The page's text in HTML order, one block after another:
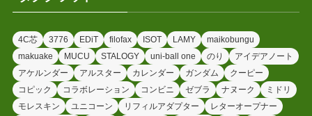
4C芯 3776 EDiT filofax ISOT LAMY
maikobungu
makuake
MUCU STALOGY uni-ball one のり
アイデアノート
アケルンダー
アルスター カレンダー ガンダム
クーピー
コピック
コラボレーション コンビニ ゼブラ ナヌーク
ミドリ
モレスキン
ユニコーン リフィルアダプター レターオープナー